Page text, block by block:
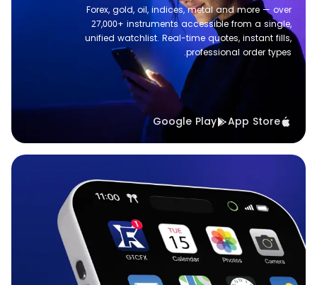
Forex, gold, oil, indices, metal and more — over
27,000+ instruments accessible from a single,
unified watchlist. Real-time quotes, instant fills,
professional order types.
App Store
Google Play